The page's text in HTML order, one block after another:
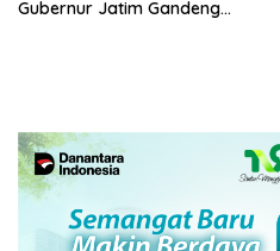
Gubernur Jatim Gandeng